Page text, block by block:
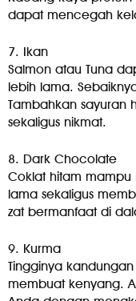
dapat mencegah
7. Ikan
Salmon atau Tuna
lebih lama.
Tambahkan sayuran
sekaligus nikmat.
8. Dark Chocolate
Coklat hitam
lama sekaligus
zat bermanfaat di
9. Kurma
Tingginya
membuat kenyang.